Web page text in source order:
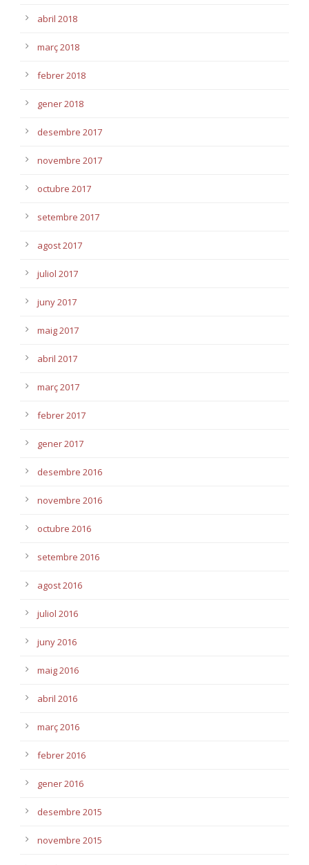
abril 2018
març 2018
febrer 2018
gener 2018
desembre 2017
novembre 2017
octubre 2017
setembre 2017
agost 2017
juliol 2017
juny 2017
maig 2017
abril 2017
març 2017
febrer 2017
gener 2017
desembre 2016
novembre 2016
octubre 2016
setembre 2016
agost 2016
juliol 2016
juny 2016
maig 2016
abril 2016
març 2016
febrer 2016
gener 2016
desembre 2015
novembre 2015